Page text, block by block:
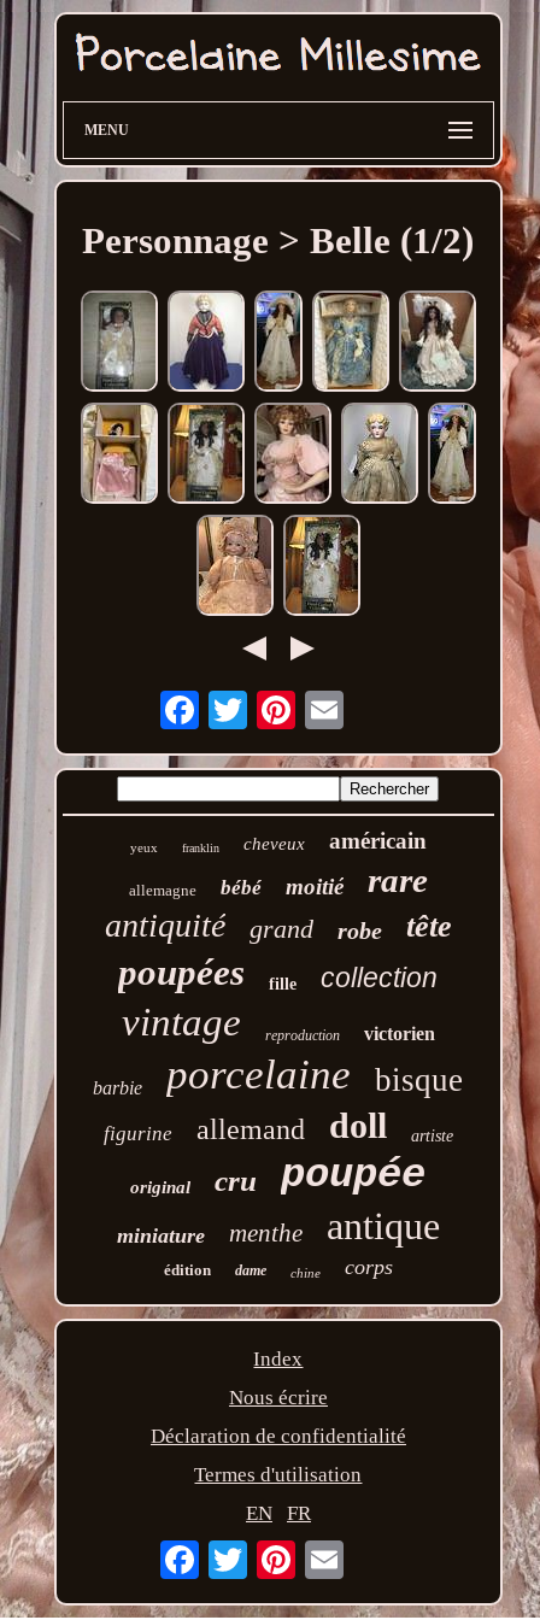
MENU
Personnage > Belle (1/2)
Email
yeux franklin cheveux américain
allemagne bébé moitié rare
antiquité grand robe tête
poupées fille collection
vintage reproduction victorien
barbie porcelaine bisque
figurine allemand doll artiste
original cru poupée
miniature menthe antique
édition dame chine corps
Index
Nous écrire
Déclaration de confidentialité
Termes d'utilisation
EN
FR